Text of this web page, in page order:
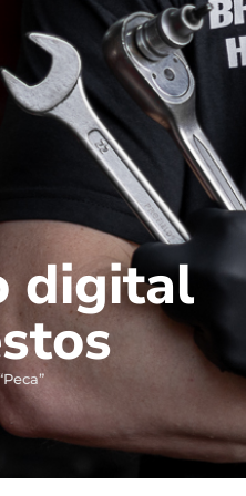
digital